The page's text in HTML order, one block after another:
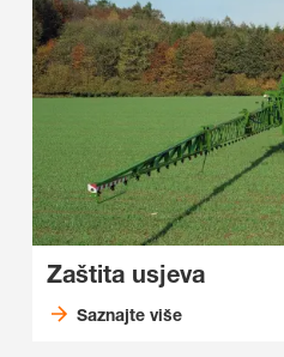
Zaštita usjeva
Saznajte više